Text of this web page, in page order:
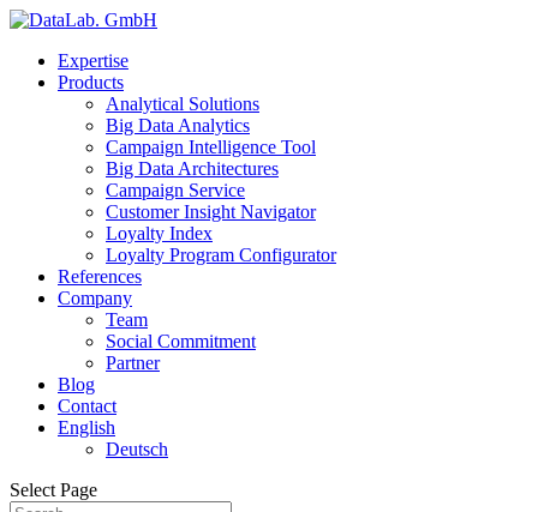
Expertise
Products
Analytical Solutions
Big Data Analytics
Campaign Intelligence Tool
Big Data Architectures
Campaign Service
Customer Insight Navigator
Loyalty Index
Loyalty Program Configurator
References
Company
Team
Social Commitment
Partner
Blog
Contact
English
Deutsch
Select Page